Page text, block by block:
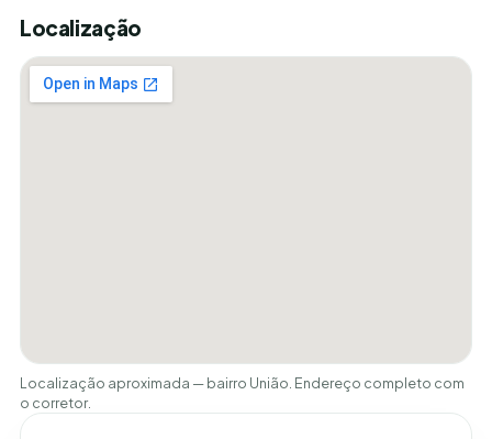
Localização
Localização aproximada — bairro União. Endereço completo com
o corretor.